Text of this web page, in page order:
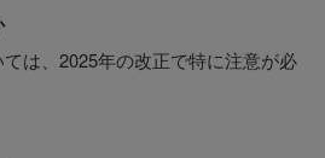
は、2025年の改正で特に注意が必